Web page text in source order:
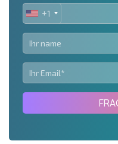
UNITED
STATES
+1
+1